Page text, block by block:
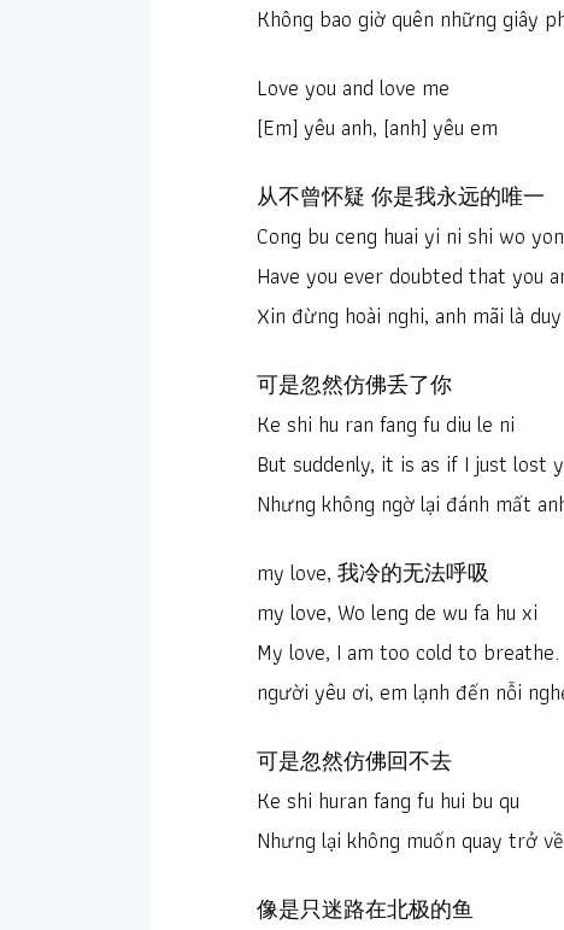
Không bao giờ quên những giây
Love you and love me
[Em] yêu anh, [anh] yêu em
从不曾怀疑 你是我永远的唯一
Cong bu ceng huai yi ni shi wo
Have you ever doubted that you
Xin đừng hoài nghi, anh mãi là
可是忽然仿佛丢了你
Ke shi hu ran fang fu diu le ni
But suddenly, it is as if I just lost
Nhưng không ngờ lại đánh mất
my love, 我冷的无法呼吸
my love, Wo leng de wu fa hu xi
My love, I am too cold to breathe.
người yêu ơi, em lạnh đến nỗi
可是忽然仿佛回不去
Ke shi huran fang fu hui bu qu
Nhưng lại không muốn quay trở về
像是只迷路在北极的鱼